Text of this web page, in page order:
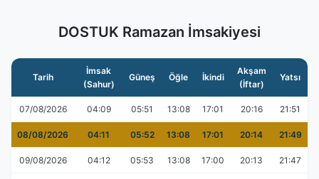
DOSTUK Ramazan İmsakiyesi
Tarih
İmsak
(Sahur)
Güneş Öğle İkindi
Akşam
(İftar)
Yatsı
07/08/2026 04:09 05:51 13:08 17:01 20:16 21:51
08/08/2026 04:11 05:52 13:08 17:01 20:14 21:49
09/08/2026 04:12 05:53 13:08 17:00 20:13 21:47